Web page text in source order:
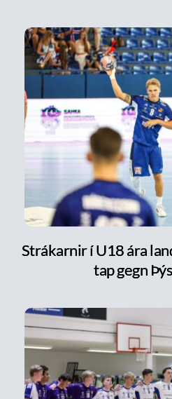
Strákarnir í U18 ára
tap gegn